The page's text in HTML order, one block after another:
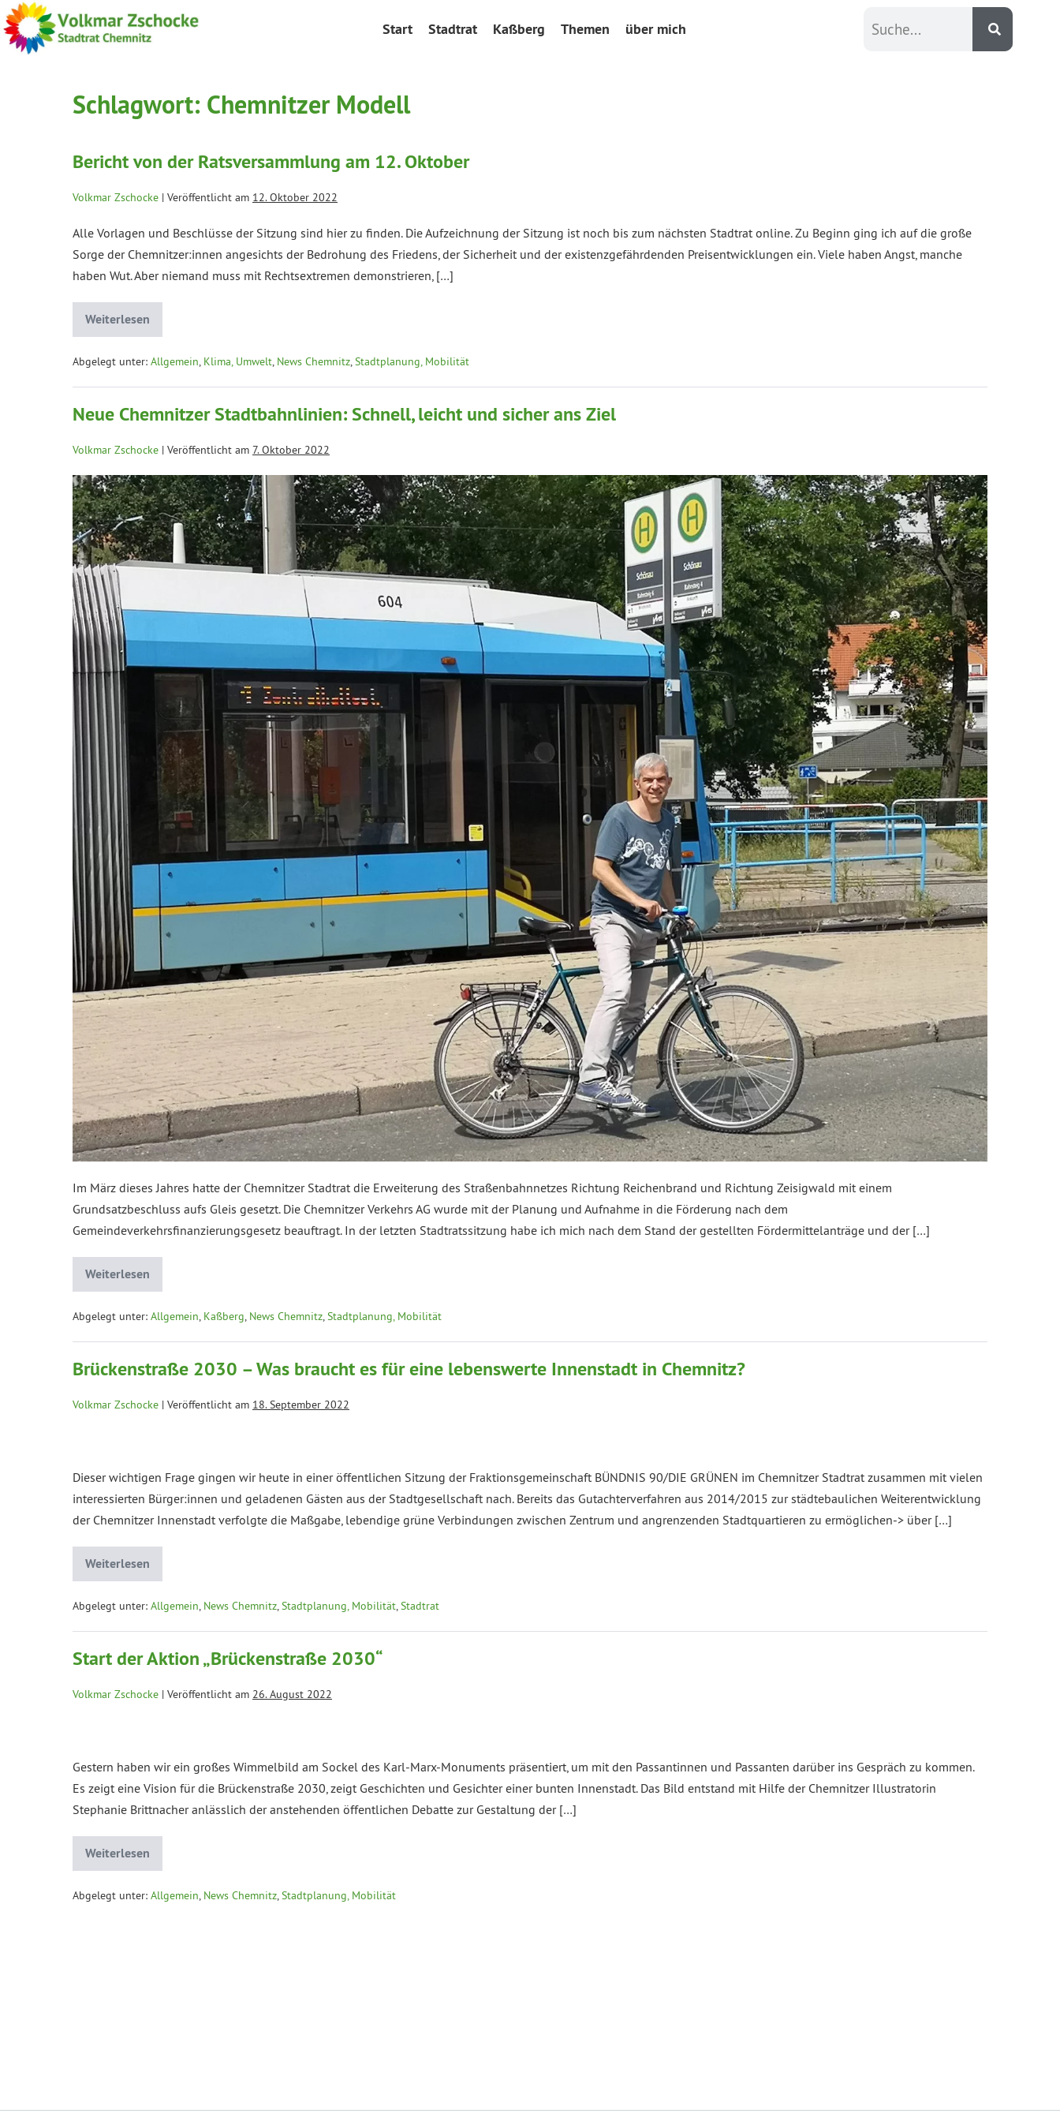
Start Stadtrat Kaßberg Themen über mich
Schlagwort: Chemnitzer Modell
Bericht von der Ratsversammlung am 12. Oktober
Volkmar Zschocke | Veröffentlicht am 12. Oktober 2022
Alle Vorlagen und Beschlüsse der Sitzung sind hier zu finden. Die Aufzeichnung der Sitzung ist noch bis zum nächsten Stadtrat online. Zu Beginn ging ich auf die große
Sorge der Chemnitzer:innen angesichts der Bedrohung des Friedens, der Sicherheit und der existenzgefährdenden Preisentwicklungen ein. Viele haben Angst, manche
haben Wut. Aber niemand muss mit Rechtsextremen demonstrieren, […]
Weiterlesen
Abgelegt unter: Allgemein, Klima, Umwelt, News Chemnitz,Stadtplanung, Mobilität
Neue Chemnitzer Stadtbahnlinien: Schnell, leicht und sicher ans Ziel
Volkmar Zschocke | Veröffentlicht am 7. Oktober 2022
Im März dieses Jahres hatte der Chemnitzer Stadtrat die Erweiterung des Straßenbahnnetzes Richtung Reichenbrand und Richtung Zeisigwald mit einem
Grundsatzbeschluss aufs Gleis gesetzt. Die Chemnitzer Verkehrs AG wurde mit der Planung und Aufnahme in die Förderung nach dem
Gemeindeverkehrsfinanzierungsgesetz beauftragt. In der letzten Stadtratssitzung habe ich mich nach dem Stand der gestellten Fördermittelanträge und der […]
Weiterlesen
Abgelegt unter: Allgemein, Kaßberg, News Chemnitz,Stadtplanung, Mobilität
Brückenstraße 2030 – Was braucht es für eine lebenswerte Innenstadt in Chemnitz?
Volkmar Zschocke | Veröffentlicht am 18. September 2022
Dieser wichtigen Frage gingen wir heute in einer öffentlichen Sitzung der Fraktionsgemeinschaft BÜNDNIS 90/DIE GRÜNEN im Chemnitzer Stadtrat zusammen mit vielen
interessierten Bürger:innen und geladenen Gästen aus der Stadtgesellschaft nach. Bereits das Gutachterverfahren aus 2014/2015 zur städtebaulichen Weiterentwicklung
der Chemnitzer Innenstadt verfolgte die Maßgabe, lebendige grüne Verbindungen zwischen Zentrum und angrenzenden Stadtquartieren zu ermöglichen-> über […]
Weiterlesen
Abgelegt unter: Allgemein, News Chemnitz,Stadtplanung, Mobilität,Stadtrat
Start der Aktion „Brückenstraße 2030“
Volkmar Zschocke | Veröffentlicht am 26. August 2022
Gestern haben wir ein großes Wimmelbild am Sockel des Karl-Marx-Monuments präsentiert, um mit den Passantinnen und Passanten darüber ins Gespräch zu kommen.
Es zeigt eine Vision für die Brückenstraße 2030, zeigt Geschichten und Gesichter einer bunten Innenstadt. Das Bild entstand mit Hilfe der Chemnitzer Illustratorin
Stephanie Brittnacher anlässlich der anstehenden öffentlichen Debatte zur Gestaltung der […]
Weiterlesen
Abgelegt unter: Allgemein, News Chemnitz,Stadtplanung, Mobilität